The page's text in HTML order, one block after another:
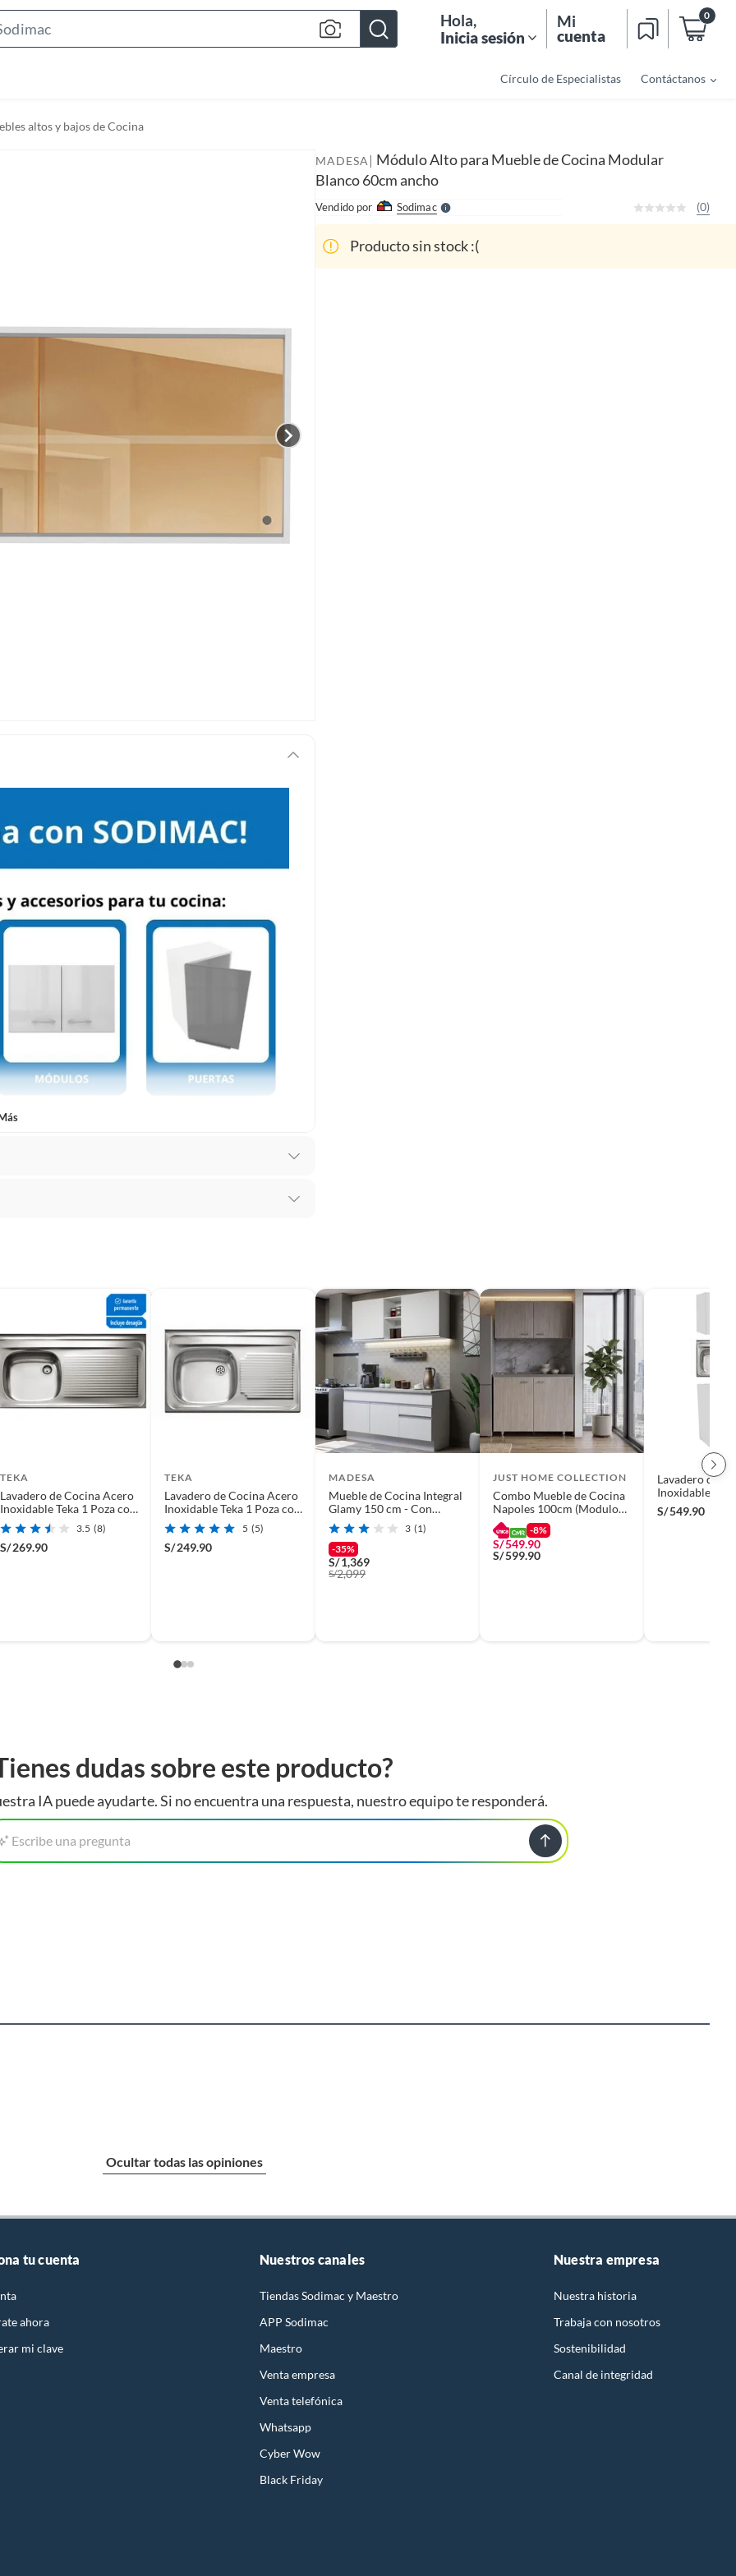
Hola,
Inicia sesión
Mi
cuenta
0
Círculo de Especialistas Contáctanos
altos y bajos de Cocina
tenemoscategorías que cuentan con plazos
la naturaleza de los productos, no se pueden
asientos de inodoro con empaque abierto).
sin uso y deberá contar con todos sus accesorios,
(sin rayas, piquetes, abolladuras, manchas,
MADESA | Módulo Alto para Mueble de Cocina Modular
Blanco 60cm ancho
Vendido por SodimacS
r
(0)
Producto sin stock :(
TEKA
Lavadero de Cocina Acero
Inoxidable Teka 1 Poza con
Escurridero 100x50cm
3.5 (8)
S/269.90
TEKA
Lavadero de Cocina Acero
Inoxidable Teka 1 Poza con
Escurridero 50x80cm
5 (5)
S/249.90
MADESA
Mueble de Cocina Integral
Glamy 150 cm - Con
Encimera
3 (1)
-35%
S/1,369
S/2,099
JUST HOME COLLECTION
Combo Mueble de Cocina
Napoles 100cm (Modulo
Superior + Inferior) +
Lavaplatos Acero
Inoxidable
-8%
S/549.90
S/599.90
Lavadero de
Inoxidable 1
Escurridero
Mueble Base 2
S/549.90
dudas sobre este producto?
IA puede ayudarte. Si no encuentra una respuesta, nuestro equipo te responderá.
Escribe una pregunta
Ocultar todas las opiniones
tu cuenta
ahora
mi clave
Nuestros canales
Tiendas Sodimac y Maestro
APP Sodimac
Maestro
Venta empresa
Venta telefónica
Whatsapp
Cyber Wow
Black Friday
Nuestra empresa
Nuestra historia
Trabaja con nosotros
Sostenibilidad
Canal de integridad